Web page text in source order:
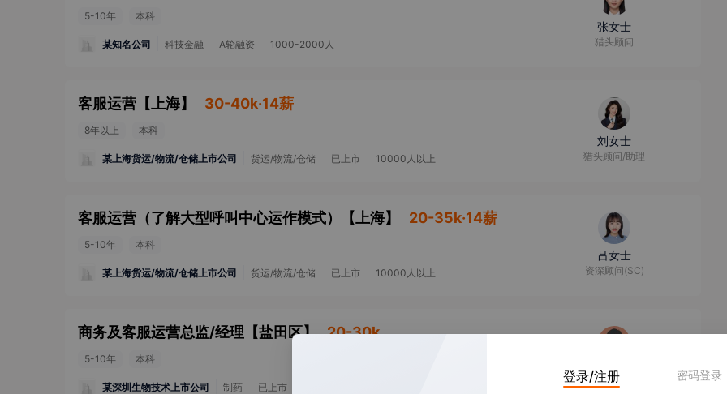
5-10年 本科
某知名公司 科技金融 A轮融资 1000-2000人
张女士
猎头顾问
客服运营 【 上海】 30-40k·14薪
8年以上 本科
某上海货运/物流/仓储上市公司 货运/物流/仓储 已上市 10000人以上
刘女士
猎头顾问/助理
客服运营（了解大型呼叫中心运作模式） 【 上海】 20-35k·14薪
5-10年 本科
某上海货运/物流/仓储上市公司 货运/物流/仓储 已上市 10000人以上
吕女士
资深顾问(SC)
商务及客服运营总监/经理 【盐田区】 20-30k
5-10年 本科
某深圳生物技术上市公司 制药 已上市
邓先生
资深高级猎头
登录/注册 密码登录